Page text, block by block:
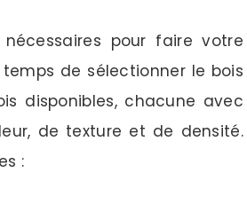
pour faire votre
de sélectionner le bois
disponibles, chacune avec
de texture et de densité.
: